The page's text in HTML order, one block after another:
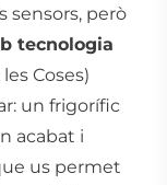
sensors, però
tecnologia
Coses)
un frigorífic
acabat i
us permet